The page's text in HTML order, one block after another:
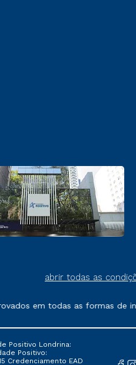
abrir todas as
em todas as formas de
Positivo Londrina:
Positivo:
Credenciamento EAD